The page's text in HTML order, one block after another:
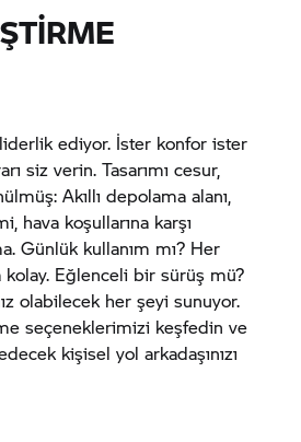
ediyor. İster konfor ister
siz verin. Tasarımı cesur,
Akıllı depolama alanı,
hava koşullarına karşı
Günlük kullanım mı? Her
Eğlenceli bir sürüş mü?
olabilecek her şeyi sunuyor.
seçeneklerimizi keşfedin ve
kişisel yol arkadaşınızı